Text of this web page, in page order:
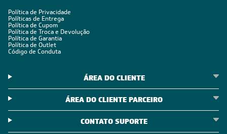
Política de Privacidade
Políticas de Entrega
Política de Cupom
Política de Troca e Devolução
Política de Garantia
Política de Outlet
Código de Conduta
ÁREA DO CLIENTE
ÁREA DO CLIENTE PARCEIRO
CONTATO SUPORTE